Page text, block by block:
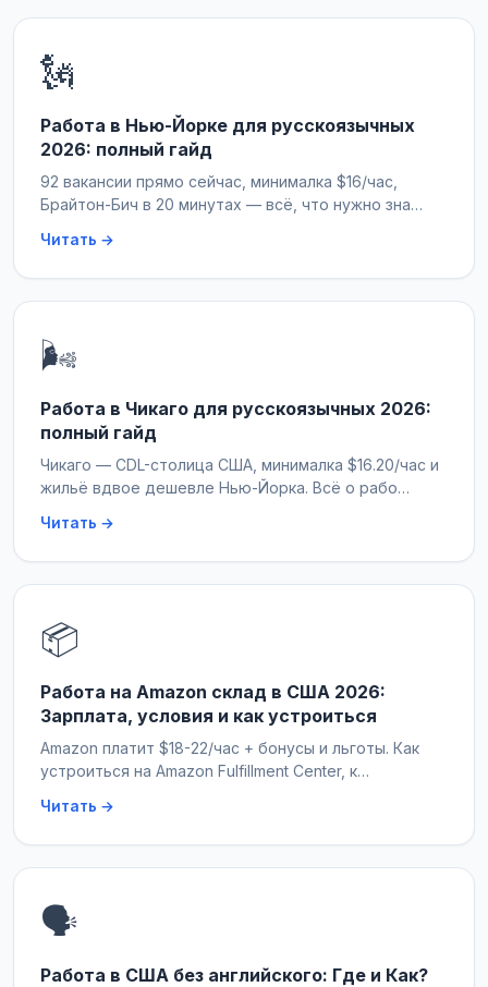
🗽
Работа в Нью-Йорке для русскоязычных
2026: полный гайд
92 вакансии прямо сейчас, минималка $16/час,
Брайтон-Бич в 20 минутах — всё, что нужно зна…
Читать →
🌬️
Работа в Чикаго для русскоязычных 2026:
полный гайд
Чикаго — CDL-столица США, минималка $16.20/час и
жильё вдвое дешевле Нью-Йорка. Всё о рабо…
Читать →
📦
Работа на Amazon склад в США 2026:
Зарплата, условия и как устроиться
Amazon платит $18-22/час + бонусы и льготы. Как
устроиться на Amazon Fulfillment Center, к…
Читать →
🗣️
Работа в США без английского: Где и Как?